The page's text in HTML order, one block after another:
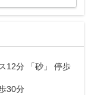
12分 「砂」 停歩
30分